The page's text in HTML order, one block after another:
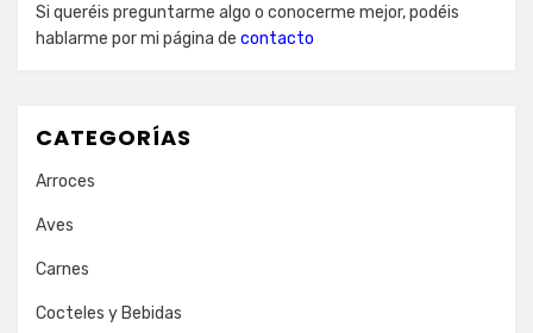
Si queréis preguntarme algo o conocerme mejor, podéis
hablarme por mi página de contacto
CATEGORÍAS
Arroces
Aves
Carnes
Cocteles y Bebidas